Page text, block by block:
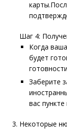
Шаг 4:
Когда
будет
Заберите
вас
Некоторые